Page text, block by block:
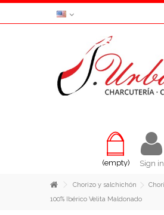
(empty) Sign in
Chorizo y salchichón
100% Ibérico Velita Maldonado